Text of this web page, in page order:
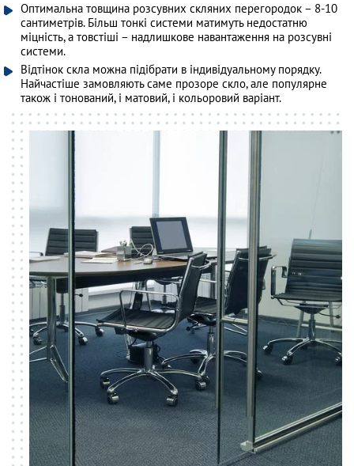
Оптимальна товщина розсувних скляних перегородок – 8-10
сантиметрів. Більш тонкі системи матимуть недостатню
міцність, а товстіші – надлишкове навантаження на розсувні
системи.
Відтінок скла можна підібрати в індивідуальному порядку.
Найчастіше замовляють саме прозоре скло, але популярне
також і тонований, і матовий, і кольоровий варіант.